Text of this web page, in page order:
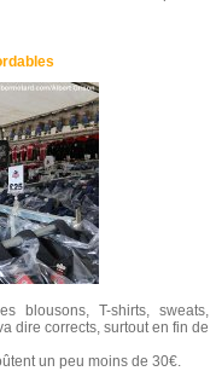
blousons, T-shirts, sweats,
dire corrects, surtout en fin de
un peu moins de 30€.